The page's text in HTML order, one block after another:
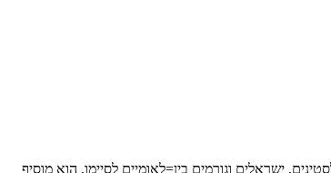
של פלסטינים, ישראלים וגורמים בין=לאומיים לסיימו, הוא מוסיף